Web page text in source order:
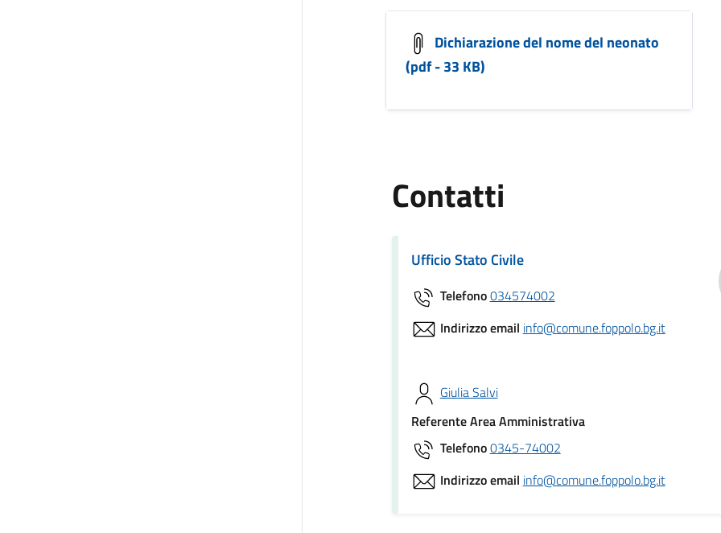
Dichiarazione del nome del neonato
(pdf - 33 KB)
Contatti
Ufficio Stato Civile
Telefono034574002
Indirizzo email info@comune.foppolo.bg.it
Giulia Salvi
Referente Area Amministrativa
Telefono0345-74002
Indirizzo email info@comune.foppolo.bg.it